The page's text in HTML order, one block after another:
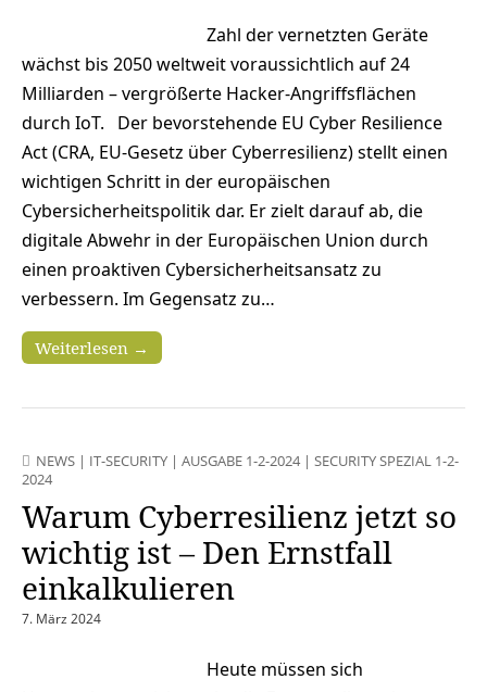
Zahl der vernetzten Geräte
wächst bis 2050 weltweit voraussichtlich auf 24
Milliarden – vergrößerte Hacker-Angriffsflächen
durch IoT. Der bevorstehende EU Cyber Resilience
Act (CRA, EU-Gesetz über Cyberresilienz) stellt einen
wichtigen Schritt in der europäischen
Cybersicherheitspolitik dar. Er zielt darauf ab, die
digitale Abwehr in der Europäischen Union durch
einen proaktiven Cybersicherheitsansatz zu
verbessern. Im Gegensatz zu…
Weiterlesen →
NEWS | IT-SECURITY | AUSGABE 1-2-2024| SECURITY SPEZIAL 1-2-
2024
Warum Cyberresilienz jetzt so
wichtig ist – Den Ernstfall
einkalkulieren
7. März 2024
Heute müssen sich